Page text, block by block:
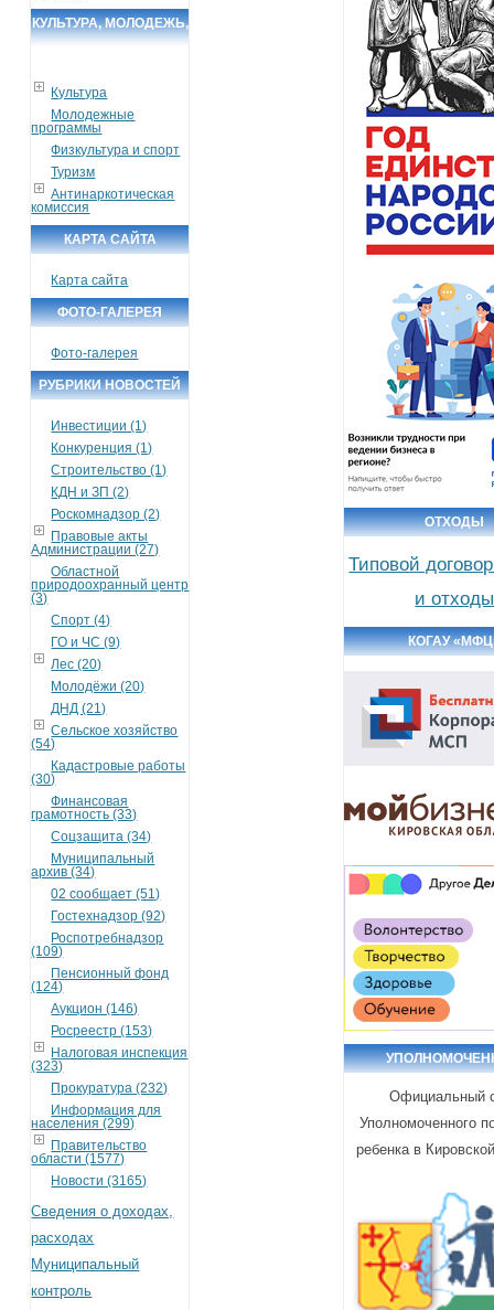
КУЛЬТУРА, МОЛОДЕЖЬ,
Культура
Молодежные
программы
Физкультура и спорт
Туризм
Антинаркотическая
комиссия
КАРТА САЙТА
Карта сайта
ФОТО-ГАЛЕРЕЯ
Фото-галерея
РУБРИКИ НОВОСТЕЙ
Инвестиции (1)
Конкуренция (1)
Строительство (1)
КДН и ЗП (2)
Роскомнадзор (2)
Правовые акты
Администрации (27)
Областной
природоохранный центр
(3)
Спорт (4)
ГО и ЧС (9)
Лес (20)
Молодёжи (20)
ДНД (21)
Сельское хозяйство
(54)
Кадастровые работы
(30)
Финансовая
грамотность (33)
Соцзащита (34)
Муниципальный
архив (34)
02 сообщает (51)
Гостехнадзор (92)
Роспотребнадзор
(109)
Пенсионный фонд
(124)
Аукцион (146)
Росреестр (153)
Налоговая инспекция
(323)
Прокуратура (232)
Информация для
населения (299)
Правительство
области (1577)
Новости (3165)
Сведения о доходах,
расходах
Муниципальный
контроль
ОТХОДЫ
Типовой
и отходы
КОГАУ
Официальный
Уполномоченного
ребенка в